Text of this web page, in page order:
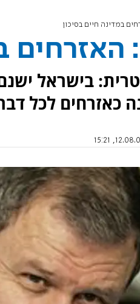
במדינה חיים בסיכון
כאזרחים לכל
12.08.09,